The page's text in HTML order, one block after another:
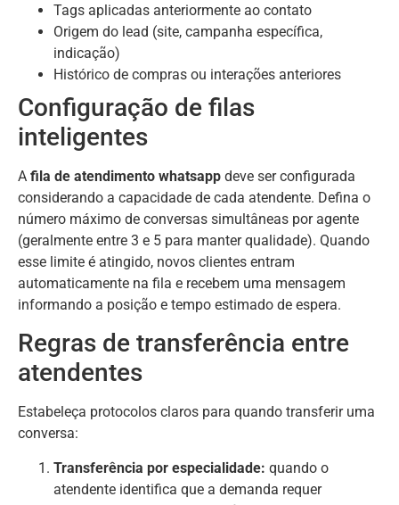
Tags aplicadas anteriormente ao contato
Origem do lead (site, campanha específica,
indicação)
Histórico de compras ou interações anteriores
Configuração de filas
inteligentes
A fila de atendimento whatsapp deve ser configurada
considerando a capacidade de cada atendente. Defina o
número máximo de conversas simultâneas por agente
(geralmente entre 3 e 5 para manter qualidade). Quando
esse limite é atingido, novos clientes entram
automaticamente na fila e recebem uma mensagem
informando a posição e tempo estimado de espera.
Regras de transferência entre
atendentes
Estabeleça protocolos claros para quando transferir uma
conversa:
Transferência por especialidade: quando o
atendente identifica que a demanda requer